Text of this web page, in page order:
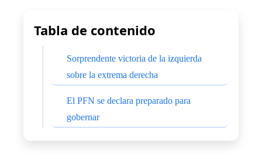
Tabla de contenido
Sorprendente victoria de la izquierda
sobre la extrema derecha
El PFN se declara preparado para
gobernar